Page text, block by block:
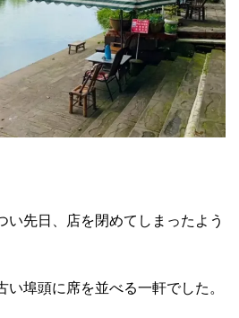
い先日、店を閉めてしまったよう
埠頭に席を並べる一軒でした。